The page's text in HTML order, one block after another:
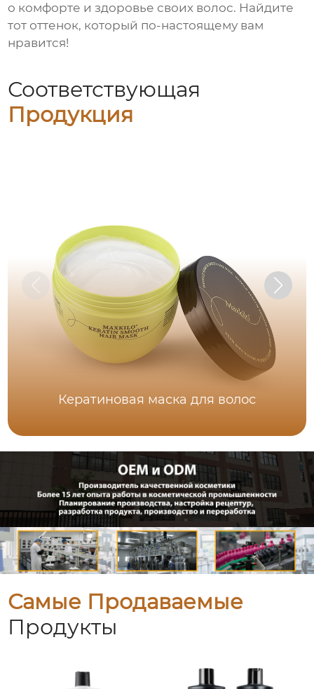
о комфорте и здоровье своих волос. Найдите
тот оттенок, который по-настоящему вам
нравится!
Соответствующая
Продукция
Кератиновая маска для волос
Самые Продаваемые
Продукты